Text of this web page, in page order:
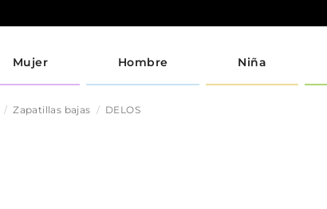
Mujer Hombre Niña
Zapatillas bajas DELOS